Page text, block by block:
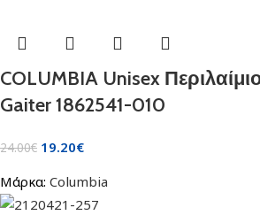
COLUMBIA Unisex
Gaiter 1862541-010
24.00€ 19.20€
Μάρκα: Columbia